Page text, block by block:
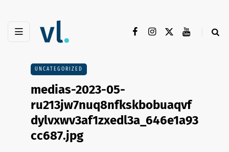
UNCATEGORIZED
medias-2023-05-
ru213jw7nuq8nfkskbobuaqvf
dylvxwv3af1zxedl3a_646e1a93
cc687.jpg